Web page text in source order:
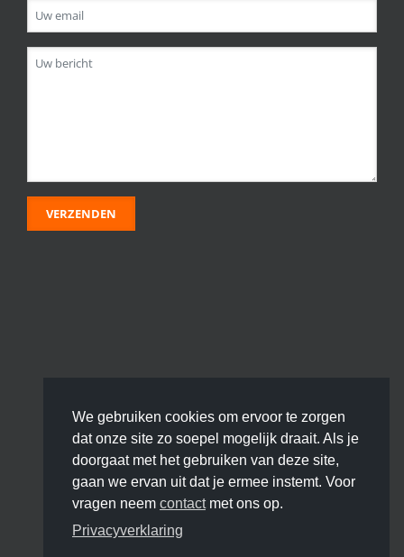
We gebruiken cookies om ervoor te zorgen
dat onze site zo soepel mogelijk draait. Als je
doorgaat met het gebruiken van deze site,
gaan we ervan uit dat je ermee instemt. Voor
vragen neem contactmet ons op.
Privacyverklaring